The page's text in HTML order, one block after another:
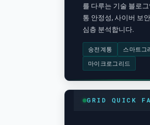
를 다루는 기술 블로
통 안정성, 사이버 보
심층 분석합니다.
송전계통 스마트그
마이크로그리드
GRID QUICK